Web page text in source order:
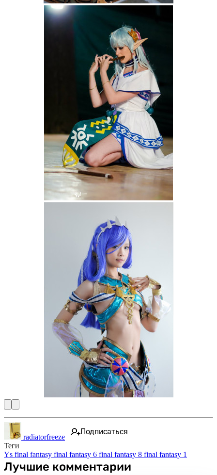
radiatorfreeze
Подписаться
Теги
Ys final fantasy final fantasy 6 final fantasy 8 final fantasy 1
Лучшие комментарии